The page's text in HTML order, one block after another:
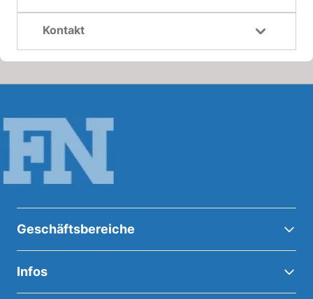
Kontakt
Geschäftsbereiche
Infos